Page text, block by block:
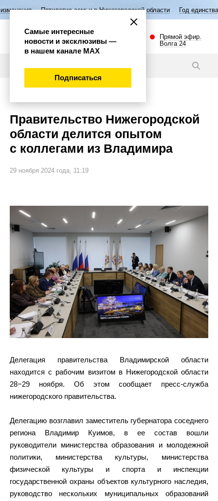
семьи в Нижегородской области Год единства народов России
Прямой эфир.
Волга 24
Правительство Нижегородской
области делится опытом
с коллегами из Владимира
29 ноября 2024 года, 11:19
Делегация правительства Владимирской области
находится с рабочим визитом в Нижегородской области
28−29 ноября. Об этом сообщает пресс-служба
нижегородского правительства.
Делегацию возглавил заместитель губернатора соседнего
региона Владимир Куимов, в ее состав вошли
руководители министерства образования и молодежной
политики, министерства культуры, министерства
физической культуры и спорта и инспекции
государственной охраны объектов культурного наследия,
руководство нескольких муниципальных образований
Самые интересные
новости и эксклюзивы —
в нашем канале МАХ
Подписаться